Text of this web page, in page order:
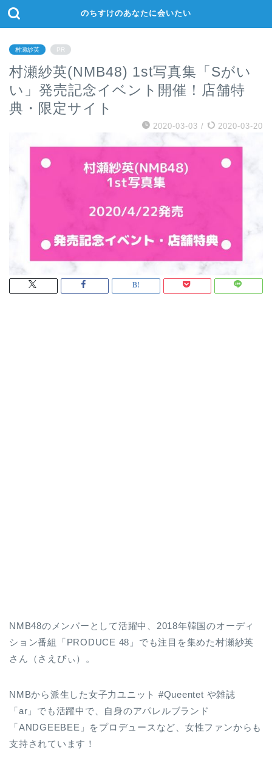
のちすけのあなたに会いたい
村瀬紗英 PR
村瀬紗英(NMB48) 1st写真集「Sがい
い」発売記念イベント開催！店舗特
典・限定サイト
2020-03-03 / 2020-03-20
NMB48のメンバーとして活躍中、2018年韓国のオーディ
ション番組「PRODUCE 48」でも注目を集めた村瀬紗英
さん（さえぴぃ）。
NMBから派生した女子力ユニット #Queentet や雑誌
「ar」でも活躍中で、自身のアパレルブランド
「ANDGEEBEE」をプロデュースなど、女性ファンからも
支持されています！